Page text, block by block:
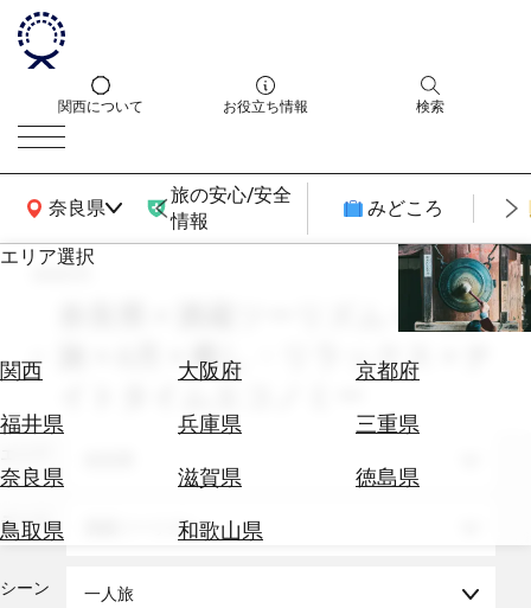
関西について お役立ち情報 検索
奈良県
関西広域MAP
旅の安心/安全
情報
みどころ
エリア選択
関西 大阪府
京都府
福井県
兵庫県
三重県
奈良県
滋賀県
徳島県
鳥取県
和歌山県
エ
券
テ
を
search
奈良県 × 酒蔵ツーリズム × 一人
旅 × 6月 × 癒し・リラックス × ナ
テーマ 酒蔵ツーリズム
シーン 一人旅